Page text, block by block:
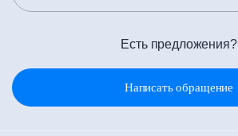
Есть предложения?
Написать обращение